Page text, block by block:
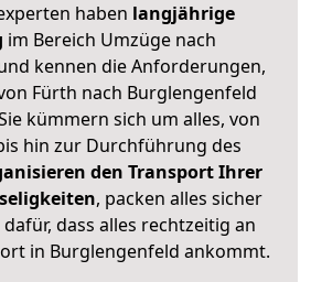
haben langjährige
im Bereich Umzüge nach
kennen die Anforderungen,
Fürth nach Burglengenfeld
kümmern sich um alles, von
hin zur Durchführung des
den Transport Ihrer
, packen alles sicher
dass alles rechtzeitig an
in Burglengenfeld ankommt.